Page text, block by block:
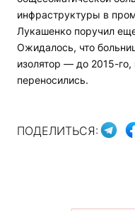
инфраструктуры в
Лукашенко поручил
Ожидалось, что
изолятор — до 2015-
переносились.
ПОДЕЛИТЬСЯ: